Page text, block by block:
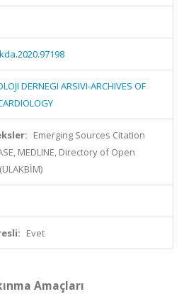
DERNEGI ARSIVI-ARCHIVES OF
Emerging Sources Citation
MEDLINE, Directory of Open
Evet
Amaçları